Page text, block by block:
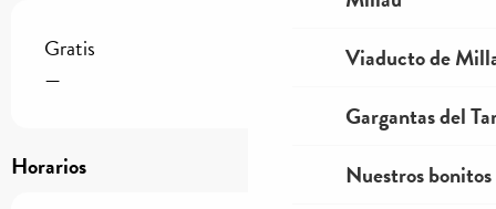
Viaducto de
Gargantas del
Nuestros
Gratis
—
Horarios